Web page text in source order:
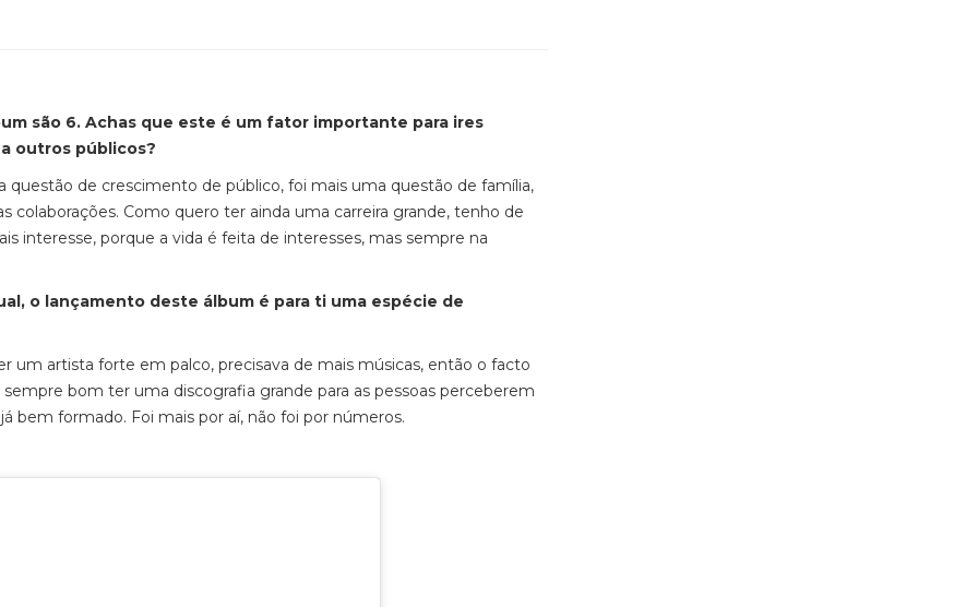
são 6. Achas que este é um fator importante para ires
outros públicos?
de crescimento de público, foi mais uma questão de família,
colaborações. Como quero ter ainda uma carreira grande, tenho de
interesse, porque a vida é feita de interesses, mas sempre na
o lançamento deste álbum é para ti uma espécie de
um artista forte em palco, precisava de mais músicas, então o facto
bom ter uma discografia grande para as pessoas perceberem
bem formado. Foi mais por aí, não foi por números.